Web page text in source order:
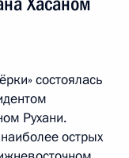
состоялась
Рухани.
острых